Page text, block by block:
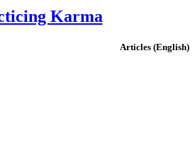
Karma
(English) Articles